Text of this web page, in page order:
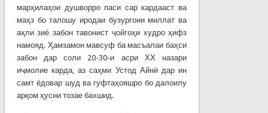
марҳилаҳои душворро паси сар кардааст ва
маҳз бо талошу иродаи бузургони миллат ва
аҳли зиё забон тавонист ҷойгоҳи худро ҳифз
намояд. Ҳамзамон мавсуф ба масъалаи баҳси
забон дар соли 20-30-и асри ХХ назари
иҷмолие карда, аз саҳми Устод Айнӣ дар ин
самт ёдовар шуд ва гуфтаҳояшро бо далоилу
арқом ҳусни тозае бахшид.